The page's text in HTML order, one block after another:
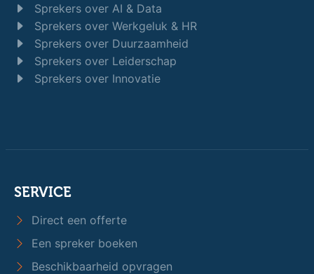
Sprekers over AI & Data
Sprekers over Werkgeluk & HR
Sprekers over Duurzaamheid
Sprekers over Leiderschap
Sprekers over Innovatie
SERVICE
Direct een offerte
Een spreker boeken
Beschikbaarheid opvragen